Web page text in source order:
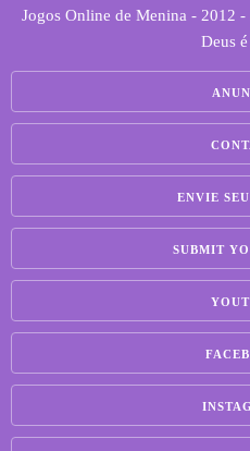
Jogos Online de Menina - 2012
Deus
ENVIE
SUBMIT